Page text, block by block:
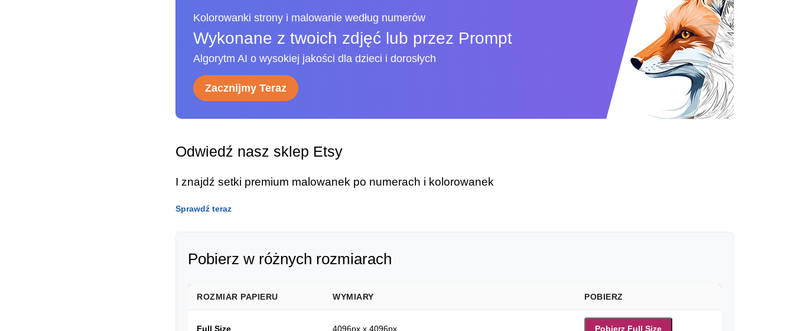
Kolorowanki strony i malowanie według numerów
Wykonane z twoich zdjęć lub przez Prompt
Algorytm AI o wysokiej jakości dla dzieci i dorosłych
Zacznijmy Teraz
Odwiedź nasz sklep Etsy
I znajdź setki premium malowanek po numerach i kolorowanek
Sprawdź teraz
Pobierz w różnych rozmiarach
ROZMIAR PAPIERU WYMIARY POBIERZ
Full Size 4096px x 4096px Pobierz Full Size